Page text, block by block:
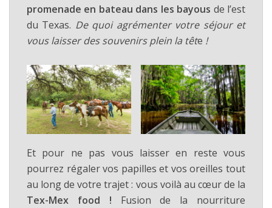
promenade en bateau dans les bayous de l’est
du Texas. De quoi agrémenter votre séjour et
vous laisser des souvenirs plein la tête !
Et pour ne pas vous laisser en reste vous
pourrez régaler vos papilles et vos oreilles tout
au long de votre trajet : vous voilà au cœur de la
Tex-Mex food ! Fusion de la nourriture